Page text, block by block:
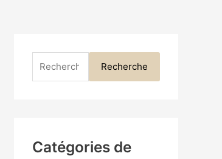
h
r
Recherche
Catégories de